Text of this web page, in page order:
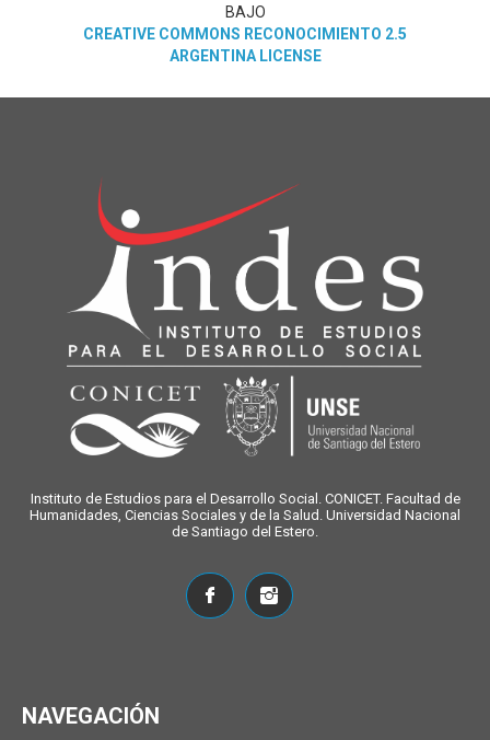
BAJO
CREATIVE COMMONS RECONOCIMIENTO 2.5
ARGENTINA LICENSE
Instituto de Estudios para el Desarrollo Social. CONICET. Facultad de
Humanidades, Ciencias Sociales y de la Salud. Universidad Nacional
de Santiago del Estero.
NAVEGACIÓN